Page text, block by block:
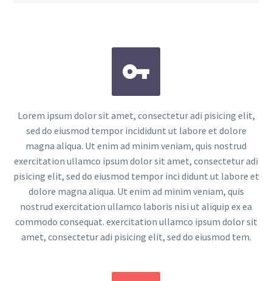


Lorem ipsum dolor sit amet, consectetur adi pisicing elit,
sed do eiusmod tempor incididunt ut labore et dolore
magna aliqua. Ut enim ad minim veniam, quis nostrud
exercitation ullamco ipsum dolor sit amet, consectetur adi
pisicing elit, sed do eiusmod tempor inci didunt ut labore et
dolore magna aliqua. Ut enim ad minim veniam, quis
nostrud exercitation ullamco laboris nisi ut aliquip ex ea
commodo consequat. exercitation ullamco ipsum dolor sit
amet, consectetur adi pisicing elit, sed do eiusmod tem.